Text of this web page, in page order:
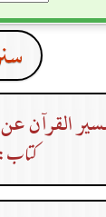
القرآن
کتاب: